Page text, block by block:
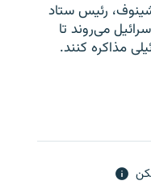
رئیس ستاد
می‌روند تا
مذاکره کنند.